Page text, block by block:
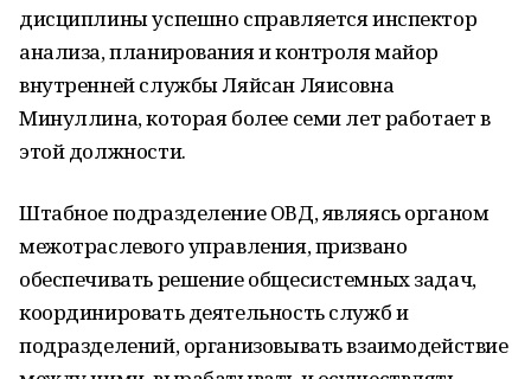
дисциплины успешно справляется инспектор
анализа, планирования и контроля майор
внутренней службы Ляйсан Ляисовна
Минуллина, которая более семи лет работает в
этой должности.
Штабное подразделение ОВД, являясь органом
межотраслевого управления, призвано
обеспечивать решение общесистемных задач,
координировать деятельность служб и
подразделений, организовывать взаимодействие